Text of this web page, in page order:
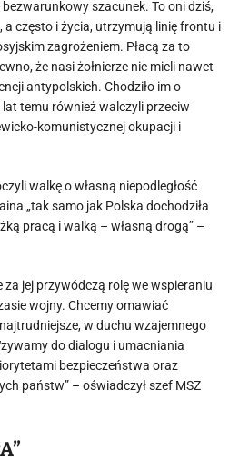
szacunek. To oni dziś,
a często i życia, utrzymują linię frontu i
zagrożeniem. Płacą za to
że nasi żołnierze nie mieli nawet
antypolskich. Chodziło im o
temu również walczyli przeciw
komunistycznej okupacji i
walkę o własną niepodległość
„tak samo jak Polska dochodziła
pracą i walką – własną drogą” –
za jej przywódczą rolę we wspieraniu
wojny. Chcemy omawiać
w duchu wzajemnego
do dialogu i umacniania
bezpieczeństwa oraz
państw” – oświadczył szef MSZ